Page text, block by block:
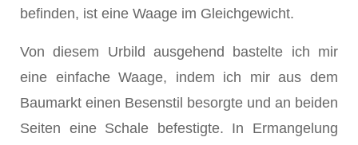
befinden, ist eine Waage im Gleichgewicht.
Von diesem Urbild ausgehend bastelte ich mir
eine einfache Waage, indem ich mir aus dem
Baumarkt einen Besenstil besorgte und an beiden
Seiten eine Schale befestigte. In Ermangelung